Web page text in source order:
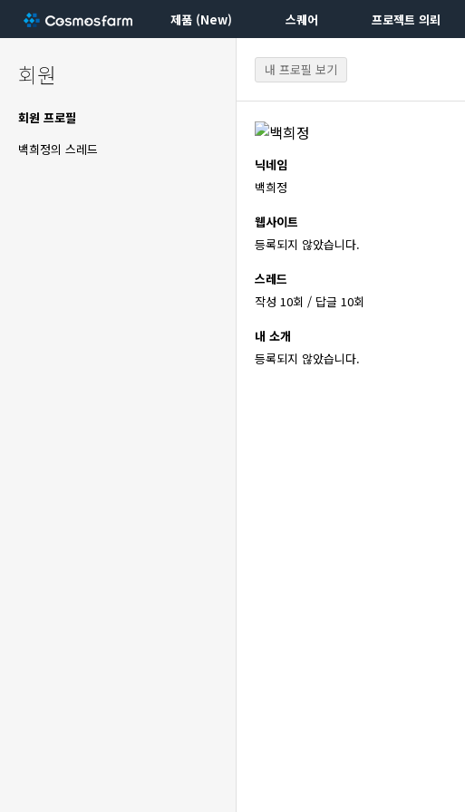
제품 (New) 스퀘어 프로젝트 의뢰
회원
회원 프로필
백희정의 스레드
내 프로필 보기
닉네임
백희정
웹사이트
등록되지 않았습니다.
스레드
작성 10회 / 답글 10회
내 소개
등록되지 않았습니다.